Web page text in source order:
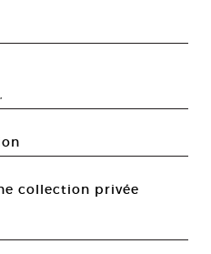
collection privée